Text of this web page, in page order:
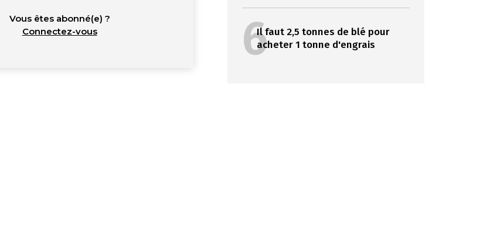
Vous êtes abonné(e) ?
Connectez-vous
6Il faut 2,5 tonnes de blé pour
acheter 1 tonne d'engrais